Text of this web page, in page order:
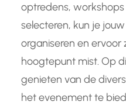
optredens,
selecteren, kun je
organiseren en
hoogtepunt mist. Op
genieten van de
het evenement te